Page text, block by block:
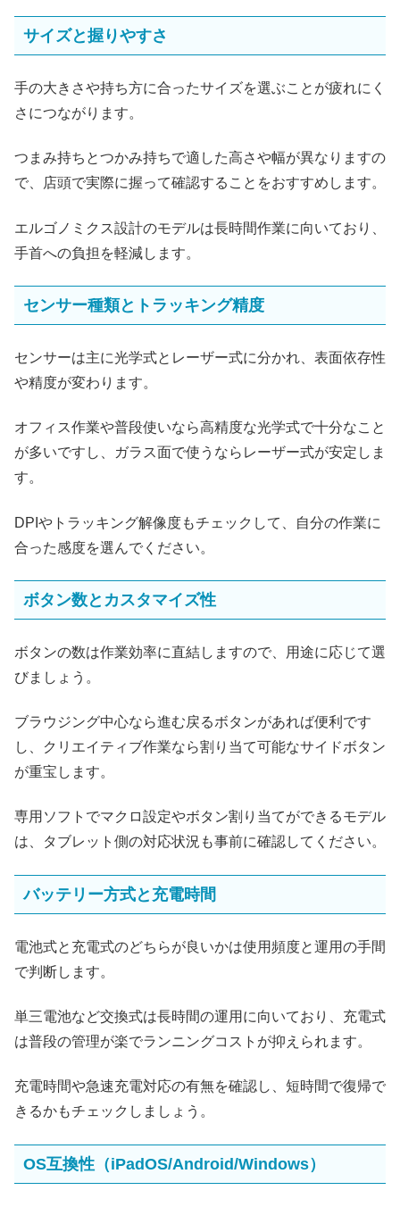
サイズと握りやすさ
手の大きさや持ち方に合ったサイズを選ぶことが疲れにく
さにつながります。
つまみ持ちとつかみ持ちで適した高さや幅が異なりますの
で、店頭で実際に握って確認することをおすすめします。
エルゴノミクス設計のモデルは長時間作業に向いており、
手首への負担を軽減します。
センサー種類とトラッキング精度
センサーは主に光学式とレーザー式に分かれ、表面依存性
や精度が変わります。
オフィス作業や普段使いなら高精度な光学式で十分なこと
が多いですし、ガラス面で使うならレーザー式が安定しま
す。
DPIやトラッキング解像度もチェックして、自分の作業に
合った感度を選んでください。
ボタン数とカスタマイズ性
ボタンの数は作業効率に直結しますので、用途に応じて選
びましょう。
ブラウジング中心なら進む戻るボタンがあれば便利です
し、クリエイティブ作業なら割り当て可能なサイドボタン
が重宝します。
専用ソフトでマクロ設定やボタン割り当てができるモデル
は、タブレット側の対応状況も事前に確認してください。
バッテリー方式と充電時間
電池式と充電式のどちらが良いかは使用頻度と運用の手間
で判断します。
単三電池など交換式は長時間の運用に向いており、充電式
は普段の管理が楽でランニングコストが抑えられます。
充電時間や急速充電対応の有無を確認し、短時間で復帰で
きるかもチェックしましょう。
OS互換性（iPadOS/Android/Windows）